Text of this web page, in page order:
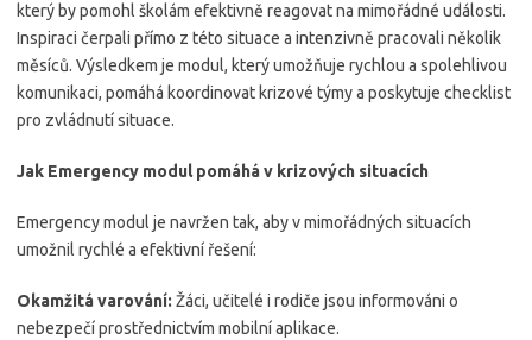
který by pomohl školám efektivně reagovat na mimořádné události.
Inspiraci čerpali přímo z této situace a intenzivně pracovali několik
měsíců. Výsledkem je modul, který umožňuje rychlou a spolehlivou
komunikaci, pomáhá koordinovat krizové týmy a poskytuje checklist
pro zvládnutí situace.
Jak Emergency modul pomáhá v krizových situacích
Emergency modul je navržen tak, aby v mimořádných situacích
umožnil rychlé a efektivní řešení:
Okamžitá varování: Žáci, učitelé i rodiče jsou informováni o
nebezpečí prostřednictvím mobilní aplikace.